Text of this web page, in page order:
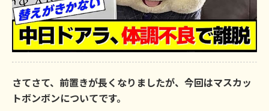
さてさて、前置きが長くなりましたが、今回はマスカッ
トボンボンについてです。